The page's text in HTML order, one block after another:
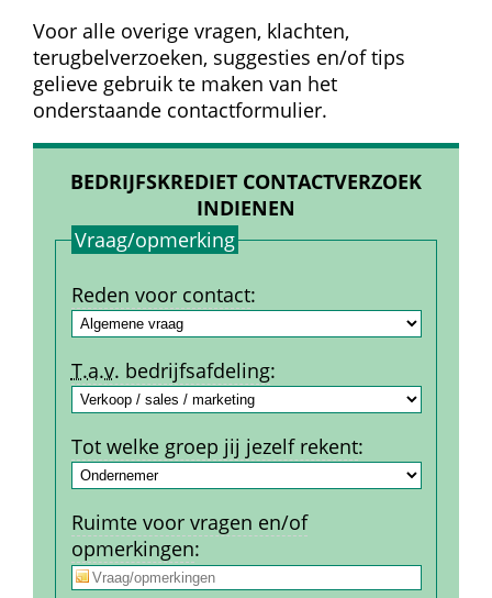
Voor alle overige vragen, klachten,
terugbelverzoeken, suggesties en/of tips
gelieve gebruik te maken van het
onderstaande contactformulier.
BEDRIJFSKREDIET CONTACTVERZOEK
INDIENEN
Vraag/opmerking
Reden voor contact:
T.a.v. bedrijfs­afdeling:
Tot welke groep jij jezelf rekent:
Ruimte voor vragen en/of
opmerkingen: